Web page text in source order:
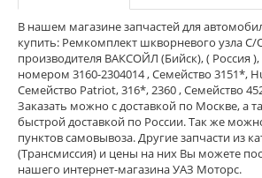
В нашем магазине запчастей для
купить: Ремкомплект шкворневого узла С/
производителя ВАКСОЙЛ (Бийск), ( Россия
номером 3160-2304014 , Семейство 3151*,
Семейство Patriot, 316*, 2360 , Семейство
Заказать можно с доставкой по Москве, а
быстрой доставкой по России. Так же
пунктов самовывоза. Другие запчасти из
(Трансмиссия) и цены на них Вы можете
нашего интернет-магазина УАЗ Моторс.